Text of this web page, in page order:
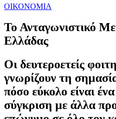
ΟΙΚΟΝΟΜΙΑ
Το Ανταγωνιστικό
Ελλάδας
Οι δευτεροετείς
γνωρίζουν τη
πόσο εύκολο είναι
σύγκριση με άλλα